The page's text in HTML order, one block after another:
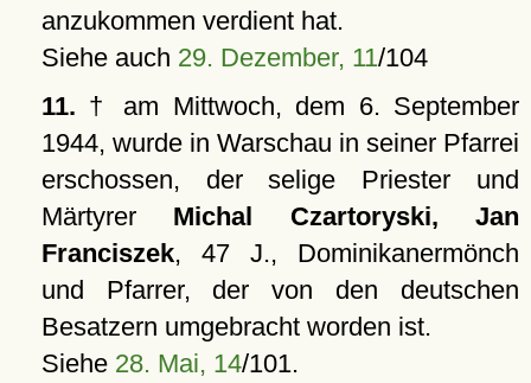
anzukommen verdient hat.
Siehe auch 29. Dezember, 11/104
11. † am Mittwoch, dem 6. September
1944, wurde in Warschau in seiner Pfarrei
erschossen, der selige Priester und
Märtyrer Michal Czartoryski, Jan
Franciszek, 47 J., Dominikanermönch
und Pfarrer, der von den deutschen
Besatzern umgebracht worden ist.
Siehe 28. Mai, 14/101.